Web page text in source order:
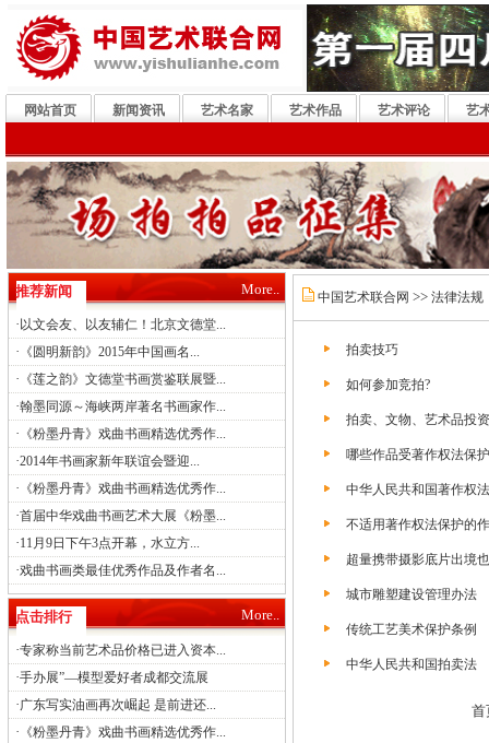
网站首页 新闻资讯 艺术名家 艺术作品 艺术评论 艺
推荐新闻 More..
· 以文会友、以友辅仁！北京文德堂...
· 《圆明新韵》2015年中国画名...
· 《莲之韵》文德堂书画赏鉴联展暨...
·翰墨同源～海峡两岸著名书画家作...
· 《粉墨丹青》戏曲书画精选优秀作...
·2014年书画家新年联谊会暨迎...
· 《粉墨丹青》戏曲书画精选优秀作...
·首届中华戏曲书画艺术大展《粉墨...
·11月9日下午3点开幕，水立方...
·戏曲书画类最佳优秀作品及作者名...
点击排行 More..
·专家称当前艺术品价格已进入资本...
·手办展”—模型爱好者成都交流展
·广东写实油画再次崛起 是前进还...
· 《粉墨丹青》戏曲书画精选优秀作...
中国艺术联合网 >> 法律法规
拍卖技巧
如何参加竞拍?
拍卖、文物、艺术品投
哪些作品受著作权法保
中华人民共和国著作权法
不适用著作权法保护的
超量携带摄影底片出境
城市雕塑建设管理办法
传统工艺美术保护条例
中华人民共和国拍卖法
首